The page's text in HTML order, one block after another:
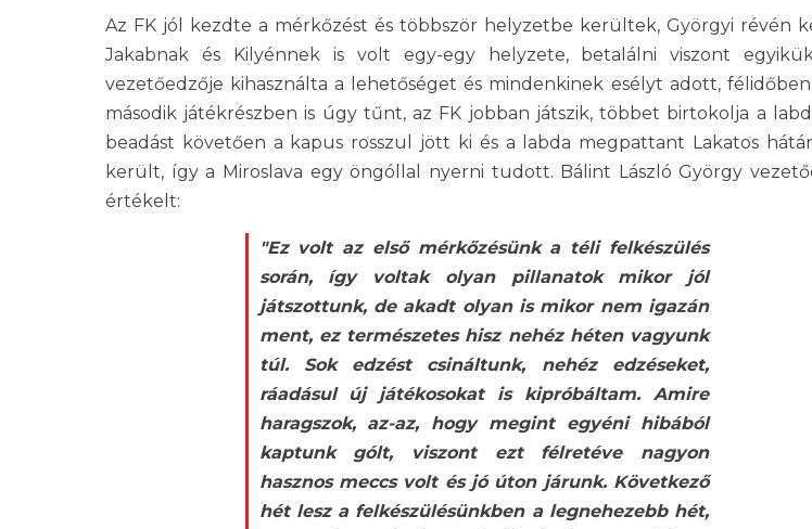
Az FK jól kezdte a mérkőzést és többször helyzetbe kerültek, Györgyi révén
Jakabnak és Kilyénnek is volt egy-egy helyzete, betalálni viszont
vezetőedzője kihasználta a lehetőséget és mindenkinek esélyt adott,
második játékrészben is úgy tűnt, az FK jobban játszik, többet birtokolja a
beadást követően a kapus rosszul jött ki és a labda megpattant Lakatos
került, így a Miroslava egy öngóllal nyerni tudott. Bálint László György
értékelt:
"Ez volt az első mérkőzésünk a téli felkészülés
során, így voltak olyan pillanatok mikor jól
játszottunk, de akadt olyan is mikor nem igazán
ment, ez természetes hisz nehéz héten vagyunk
túl. Sok edzést csináltunk, nehéz edzéseket,
ráadásul új játékosokat is kipróbáltam. Amire
haragszok, az-az, hogy megint egyéni hibából
kaptunk gólt, viszont ezt félretéve nagyon
hasznos meccs volt és jó úton járunk. Következő
hét lesz a felkészülésünkben a legnehezebb hét,